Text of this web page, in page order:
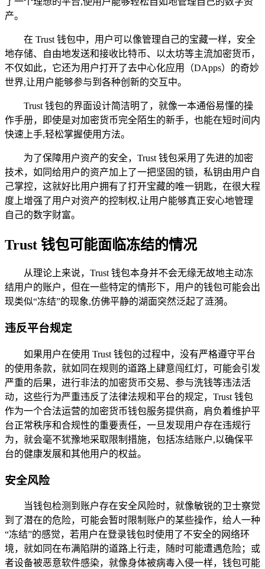
产。
在 Trust 钱包中，用户可以像管理自己的宝藏一样，安全
地存储、自由地发送和接收比特币、以太坊等主流加密货币，
不仅如此，它还为用户打开了去中心化应用（DApps）的奇妙
世界,让用户能够参与到各种创新的交互中。
Trust 钱包的界面设计简洁明了，就像一本通俗易懂的操
作手册，即使是对加密货币完全陌生的新手，也能在短时间内
快速上手,轻松掌握使用方法。
为了保障用户资产的安全，Trust 钱包采用了先进的加密
技术，如同给用户的资产加上了一把坚固的锁，私钥由用户自
己掌控，这就好比用户拥有了打开宝藏的唯一钥匙，在很大程
度上增强了用户对资产的控制权,让用户能够真正安心地管理
自己的数字财富。
Trust 钱包可能面临冻结的情况
从理论上来说，Trust 钱包本身并不会无缘无故地主动冻
结用户的账户，但在一些特定的情形下，用户的钱包可能会出
现类似“冻结”的现象,仿佛平静的湖面突然泛起了涟漪。
违反平台规定
如果用户在使用 Trust 钱包的过程中，没有严格遵守平台
的使用条款，就如同在规则的道路上肆意闯红灯，可能会引发
严重的后果，进行非法的加密货币交易、参与洗钱等违法活
动，这些行为严重违反了法律法规和平台的规定，Trust 钱包
作为一个合法运营的加密货币钱包服务提供商，肩负着维护平
台正常秩序和合规性的重要责任，一旦发现用户存在违规行
为，就会毫不犹豫地采取限制措施，包括冻结账户,以确保平
台的健康发展和其他用户的权益。
安全风险
当钱包检测到账户存在安全风险时，就像敏锐的卫士察觉
到了潜在的危险，可能会暂时限制账户的某些操作，给人一种
“冻结”的感觉，若用户在登录钱包时使用了不安全的网络环
境，就如同在布满陷阱的道路上行走，随时可能遭遇危险；或
者设备被恶意软件感染，就像身体被病毒入侵一样，钱包可能